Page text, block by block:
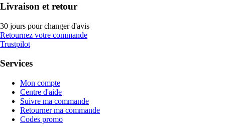
Livraison et retour
30 jours pour changer d'avis
Retournez votre commande
Trustpilot
Services
Mon compte
Centre d'aide
Suivre ma commande
Retourner ma commande
Codes promo